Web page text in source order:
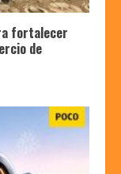
fortalecer
de